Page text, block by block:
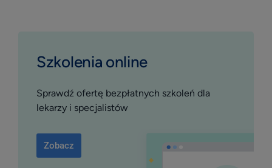
Szkolenia online
Sprawdź ofertę bezpłatnych szkoleń dla
lekarzy i specjalistów
Zobacz